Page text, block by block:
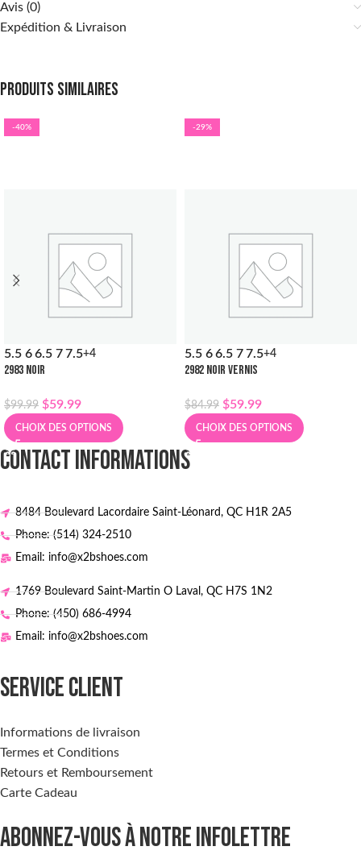
Avis (0)
Expédition & Livraison
Produits similaires
-40%
5.5 6 6.5 7 7.5+4
2983 NOIR
$99.99 $59.99
CHOIX DES OPTIONS
-29%
5.5 6 6.5 7 7.5+4
2982 NOIR VERNIS
$84.99 $59.99
CHOIX DES OPTIONS
CONTACT INFORMATIONS
8484 Boulevard Lacordaire Saint-Léonard, QC H1R 2A5
Phone: (514) 324-2510
Email: info@x2bshoes.com
1769 Boulevard Saint-Martin O Laval, QC H7S 1N2
Phone: (450) 686-4994
Email: info@x2bshoes.com
SERVICE CLIENT
Informations de livraison
Termes et Conditions
Retours et Remboursement
Carte Cadeau
ABONNEZ-VOUS À NOTRE INFOLETTRE